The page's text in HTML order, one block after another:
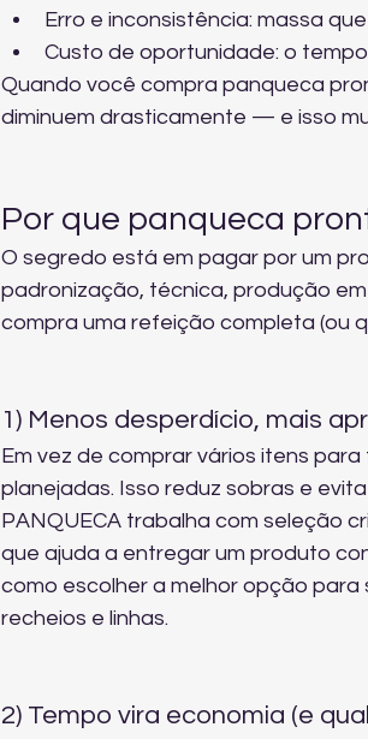
Erro e inconsistência: massa
Custo de oportunidade: o
Quando você compra panqueca
diminuem drasticamente — e isso
Por que panqueca
O segredo está em pagar por um
padronização, técnica, produção
compra uma refeição completa (ou
1) Menos desperdício, mais
Em vez de comprar vários itens
planejadas. Isso reduz sobras e
PANQUECA trabalha com seleção
que ajuda a entregar um produto
como escolher a melhor opção para
recheios e linhas.
2) Tempo vira economia (e